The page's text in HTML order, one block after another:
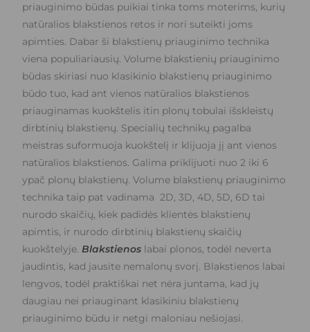
priauginimo būdas puikiai tinka toms moterims, kurių
natūralios blakstienos retos ir nori suteikti joms
apimties. Dabar ši blakstienų priauginimo technika
viena populiariausių. Volume blakstienių priauginimo
būdas skiriasi nuo klasikinio blakstienų priauginimo
būdo tuo, kad ant vienos natūralios blakstienos
priauginamas kuokštelis itin plonų tobulai išskleistų
dirbtinių blakstienų. Specialių technikų pagalba
meistras suformuoja kuokštelį ir klijuoja jį ant vienos
natūralios blakstienos. Galima priklijuoti nuo 2 iki 6
ypač plonų blakstienų. Volume blakstienų priauginimo
technika taip pat vadinama 2D, 3D, 4D, 5D, 6D tai
nurodo skaičių, kiek padidės klientės blakstienų
apimtis, ir nurodo dirbtinių blakstienų skaičių
kuokštelyje.Blakstienos labai plonos, todėl neverta
jaudintis, kad jausite nemalonų svorį. Blakstienos labai
lengvos, todėl praktiškai net nėra juntama, kad jų
daugiau nei priauginant klasikiniu blakstienų
priauginimo būdu ir netgi maloniau nešiojasi.